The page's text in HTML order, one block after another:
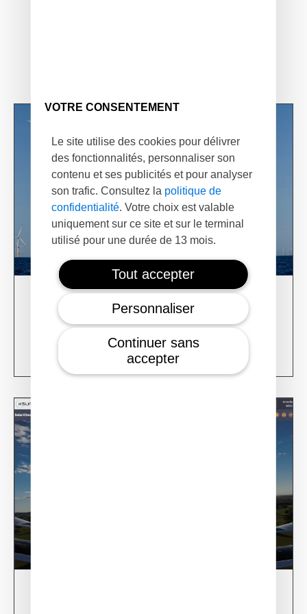
VOTRE CONSENTEMENT
Le site utilise des cookies pour délivrer
des fonctionnalités, personnaliser son
contenu et ses publicités et pour analyser
son trafic. Consultez la politique de
confidentialité. Votre choix est valable
uniquement sur ce site et sur le terminal
utilisé pour une durée de 13 mois.
Tout accepter
Personnaliser
Continuer sans
accepter
XSun & TotalEnergies on prospection mission in